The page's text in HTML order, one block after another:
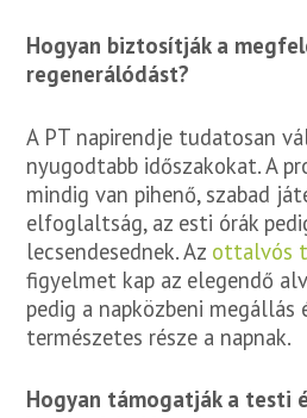
Hogyan biztosítják a
regenerálódást?
A PT napirendje tudatosan
nyugodtabb időszakokat. A
mindig van pihenő, szabad
elfoglaltság, az esti órák
lecsendesednek. Az ottalvós
figyelmet kap az elegendő
pedig a napközbeni megállás
természetes része a napnak.
Hogyan támogatják a testi